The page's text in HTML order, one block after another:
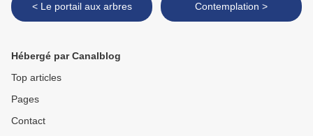
< Le portail aux arbres Contemplation >
Hébergé par Canalblog
Top articles
Pages
Contact